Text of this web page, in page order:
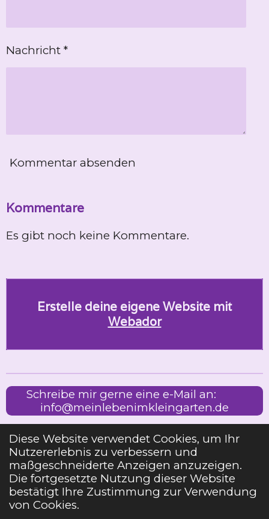
Diese Website verwendet Cookies, um Ihr
Nutzererlebnis zu verbessern und
maßgeschneiderte Anzeigen anzuzeigen.
Die fortgesetzte Nutzung dieser Website
bestätigt Ihre Zustimmung zur Verwendung
von Cookies.
Nachricht *
Kommentar absenden
Kommentare
Es gibt noch keine Kommentare.
Erstelle deine eigene Website mit
Webador
Schreibe mir gerne eine e-Mail an:
info@meinlebenimkleingarten.de
Impressum
Teilen Teilen